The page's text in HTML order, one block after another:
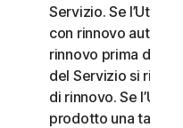
Servizio. Se
con rinnovo
rinnovo prima della
del Servizio si
di rinnovo. Se
prodotto una